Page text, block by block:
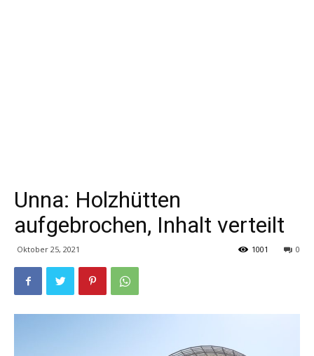
Unna: Holzhütten
aufgebrochen, Inhalt verteilt
Oktober 25, 2021 0
1001